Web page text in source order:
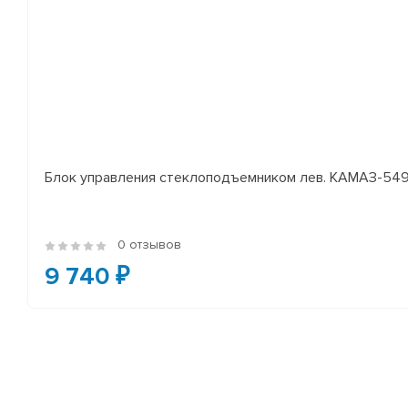
Блок управления стеклоподъемником лев. КАМАЗ-
0 отзывов
9 740 ₽